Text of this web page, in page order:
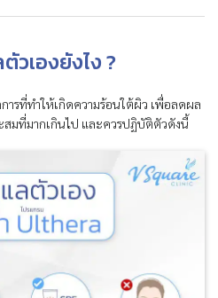
วเองยังไง ?
ารที่ทำให้เกิดความร้อนใต้ผิว เพื่อลดผล
สมที่มากเกินไป และควรปฏิบัติตัวดังนี้